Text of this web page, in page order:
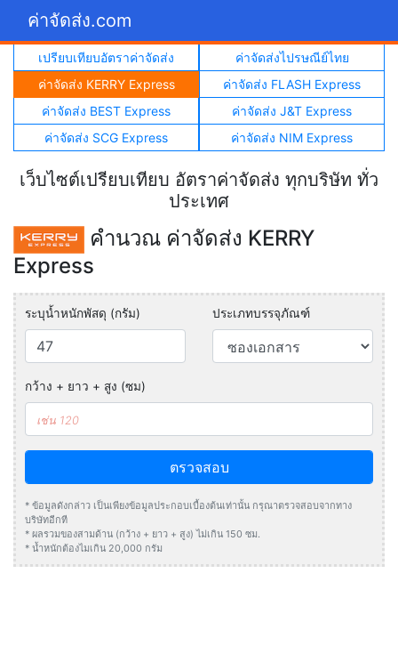
ค่าจัดส่ง.com
เปรียบเทียบอัตราค่าจัดส่ง
ค่าจัดส่งไปรษณีย์ไทย
ค่าจัดส่ง KERRY Express
ค่าจัดส่ง FLASH Express
ค่าจัดส่ง BEST Express
ค่าจัดส่ง J&T Express
ค่าจัดส่ง SCG Express
ค่าจัดส่ง NIM Express
เว็บไซต์เปรียบเทียบ อัตราค่าจัดส่ง ทุกบริษัท ทั่ว
ประเทศ
คำนวณ ค่าจัดส่ง KERRY
Express
ระบุน้ำหนักพัสดุ (กรัม) ประเภทบรรจุภัณฑ์
กว้าง + ยาว + สูง (ซม)
ตรวจสอบ
* ข้อมูลดังกล่าว เป็นเพียงข้อมูลประกอบเบื้องต้นเท่านั้น กรุณาตรวจสอบจากทาง
บริษัทอีกที
* ผลรวมของสามด้าน (กว้าง + ยาว + สูง) ไม่เกิน 150 ซม.
* น้ำหนักต้องไมเกิน 20,000 กรัม